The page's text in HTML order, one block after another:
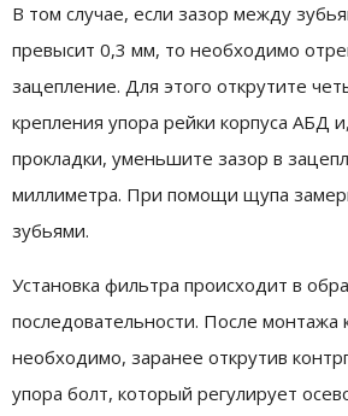
В том случае, если зазор между
превысит 0,3 мм, то необходимо
зацепление. Для этого открутите
крепления упора рейки корпуса АБД
прокладки, уменьшите зазор в
миллиметра. При помощи щупа
зубьями.
Установка фильтра происходит в
последовательности. После монтажа
необходимо, заранее открутив
упора болт, который регулирует